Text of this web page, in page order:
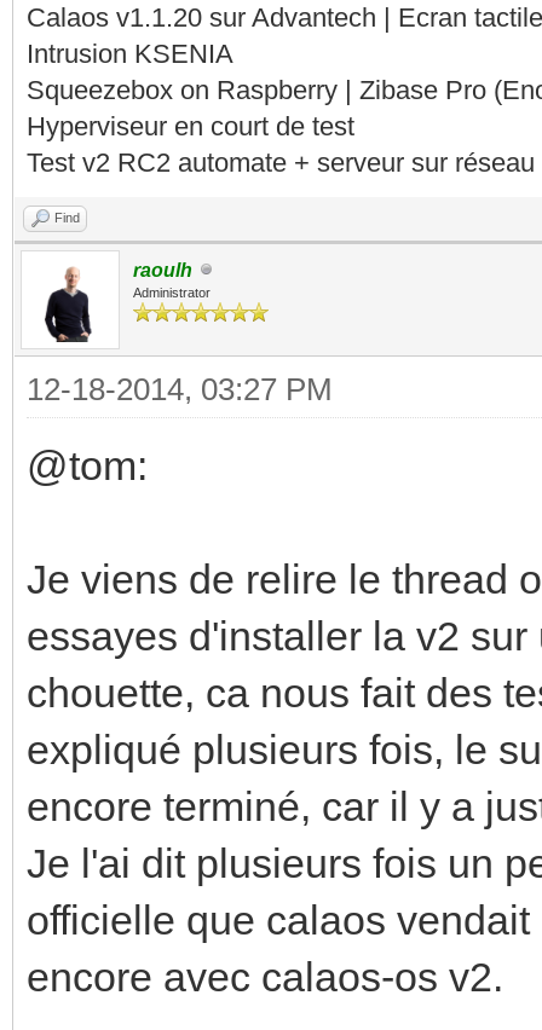
Calaos v1.1.20 sur Advantech | Ecran
Intrusion KSENIA
Squeezebox on Raspberry | Zibase Pro
Hyperviseur en court de test
Test v2 RC2 automate + serveur sur
Find
raoulh
Administrator
12-18-2014, 03:27 PM
@tom:
Je viens de relire le thread
essayes d'installer la v2
chouette, ca nous fait des
expliqué plusieurs fois, le
encore terminé, car il y a
Je l'ai dit plusieurs fois un
officielle que calaos
encore avec calaos-os v2.